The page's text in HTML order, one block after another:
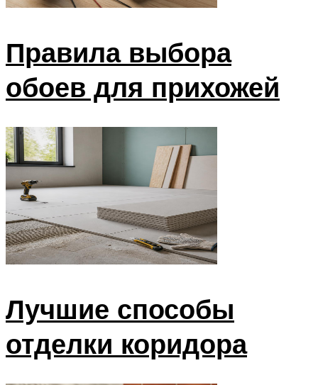
Правила выбора
обоев для прихожей
Лучшие способы
отделки коридора